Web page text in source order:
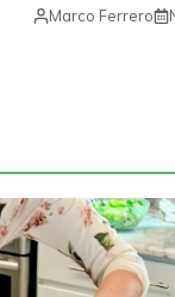
Marco Ferrero